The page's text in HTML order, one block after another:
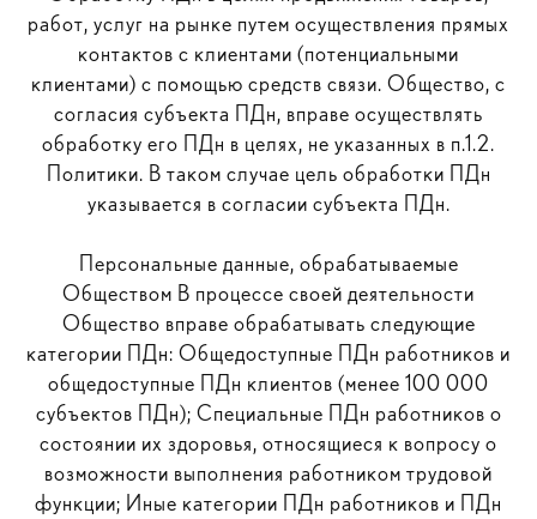
работ, услуг на рынке путем осуществления прямых
контактов с клиентами (потенциальными
клиентами) с помощью средств связи. Общество, с
согласия субъекта ПДн, вправе осуществлять
обработку его ПДн в целях, не указанных в п.1.2.
Политики. В таком случае цель обработки ПДн
указывается в согласии субъекта ПДн.
Персональные данные, обрабатываемые
Обществом В процессе своей деятельности
Общество вправе обрабатывать следующие
категории ПДн: Общедоступные ПДн работников и
общедоступные ПДн клиентов (менее 100 000
субъектов ПДн); Специальные ПДн работников о
состоянии их здоровья, относящиеся к вопросу о
возможности выполнения работником трудовой
функции; Иные категории ПДн работников и ПДн